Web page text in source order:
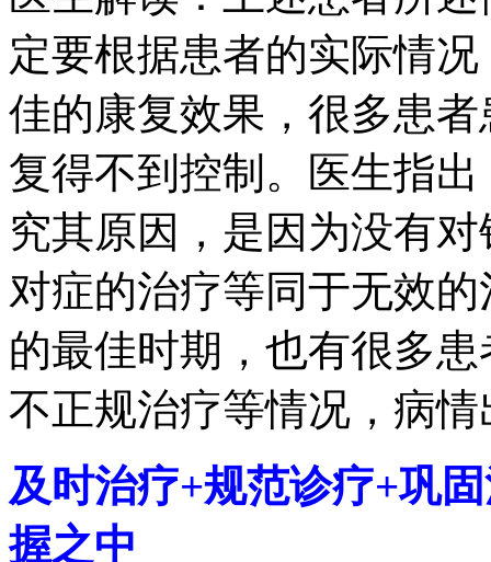
定要根据患者的实际情
佳的康复效果，很多患
复得不到控制。医生指
究其原因，是因为没有
对症的治疗等同于无效
的最佳时期，也有很多
不正规治疗等情况，病
及时治疗+规范诊疗+巩
握之中